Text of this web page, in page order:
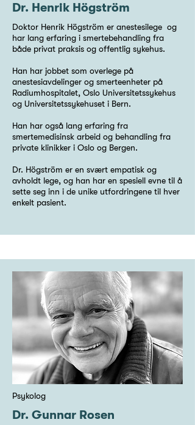
Dr. Henrik Högström
Doktor Henrik Högström er anestesilege og
har lang erfaring i smertebehandling fra
både privat praksis og offentlig sykehus.
Han har jobbet som overlege på
anestesiavdelinger og smerteenheter på
Radiumhospitalet, Oslo Universitetssykehus
og Universitetssykehuset i Bern.
Han har også lang erfaring fra
smertemedisinsk arbeid og behandling fra
private klinikker i Oslo og Bergen.
Dr. Högström er en svært empatisk og
avholdt lege, og han har en spesiell evne til å
sette seg inn i de unike utfordringene til hver
enkelt pasient.
Psykolog
Dr. Gunnar Rosen